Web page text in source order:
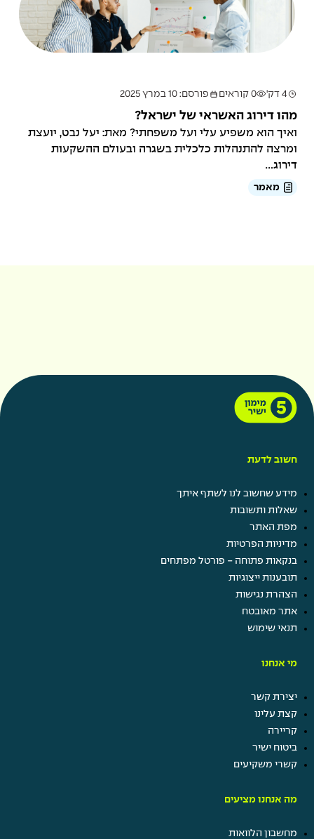
4 דק' 0 קוראים פורסם: 10 במרץ 2025
מהו דירוג האשראי של ישראל?
ואיך הוא משפיע עלי ועל משפחתי? מאת: יעל נבט, יועצת
ומרצה להתנהלות כלכלית בשגרה ובעולם ההשקעות
דירוג...
מאמר
חשוב לדעת
מידע שחשוב לנו לשתף איתך
שאלות ותשובות
מפת האתר
מדיניות הפרטיות
בנקאות פתוחה - פורטל מפתחים
תובענות ייצוגיות
הצהרת נגישות
אתר מאובטח
תנאי שימוש
מי אנחנו
יצירת קשר
קצת עלינו
קריירה
ביטוח ישיר
קשרי משקיעים
מה אנחנו מציעים
מחשבון הלוואות